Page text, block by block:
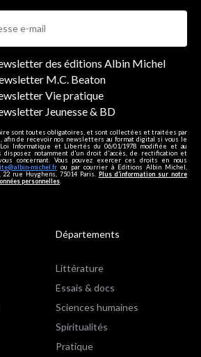
des éditions Albin Michel
M.C. Beaton
Vie pratique
Jeunesse & BD
sont toutes obligatoires, et sont collectées et traitées par
afin de recevoir nos newsletters au format digital si vous le
Informatique et Libertés du 06/01/1978 modifiée et au
disposez notamment d'un droit d'accès, de rectification et
concernant. Vous pouvez exercer ces droits en nous
michel.fr ou par courrier à Editions Albin Michel,
rue Huyghens, 75014 Paris. Plus d’information sur notre
personnelles
Départements
Littérature
Essais & docs
Sciences humaines
Spiritualités
Pratique